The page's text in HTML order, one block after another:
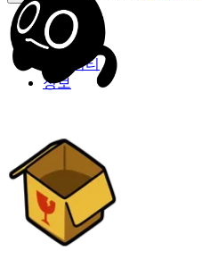
밐타운
피드
커뮤니티
정보